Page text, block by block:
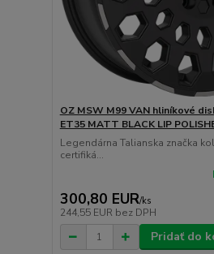
OZ MSW M99 VAN hliníkové
ET35 MATT BLACK LIP
Legendárna Talianska značka
certifiká...
300,80 EUR/ks
244,55 EUR bez DPH
Pridať do